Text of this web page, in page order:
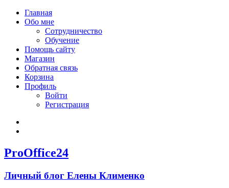
Главная
Обо мне
Сотрудничество
Обучение
Помощь сайту
Магазин
Обратная связь
Корзина
Профиль
Войти
Регистрация
ProOffice24
Личный блог Елены Клименко